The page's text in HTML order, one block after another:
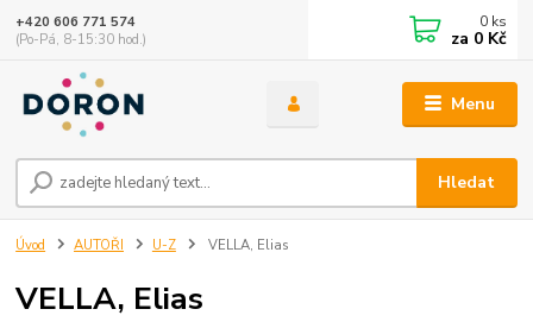
Menu
Hledat
+420 606 771 574
(Po-Pá, 8-15:30 hod.)
0 ks
za 0 Kč
Úvod AUTOŘI U-Z VELLA, Elias
VELLA, Elias